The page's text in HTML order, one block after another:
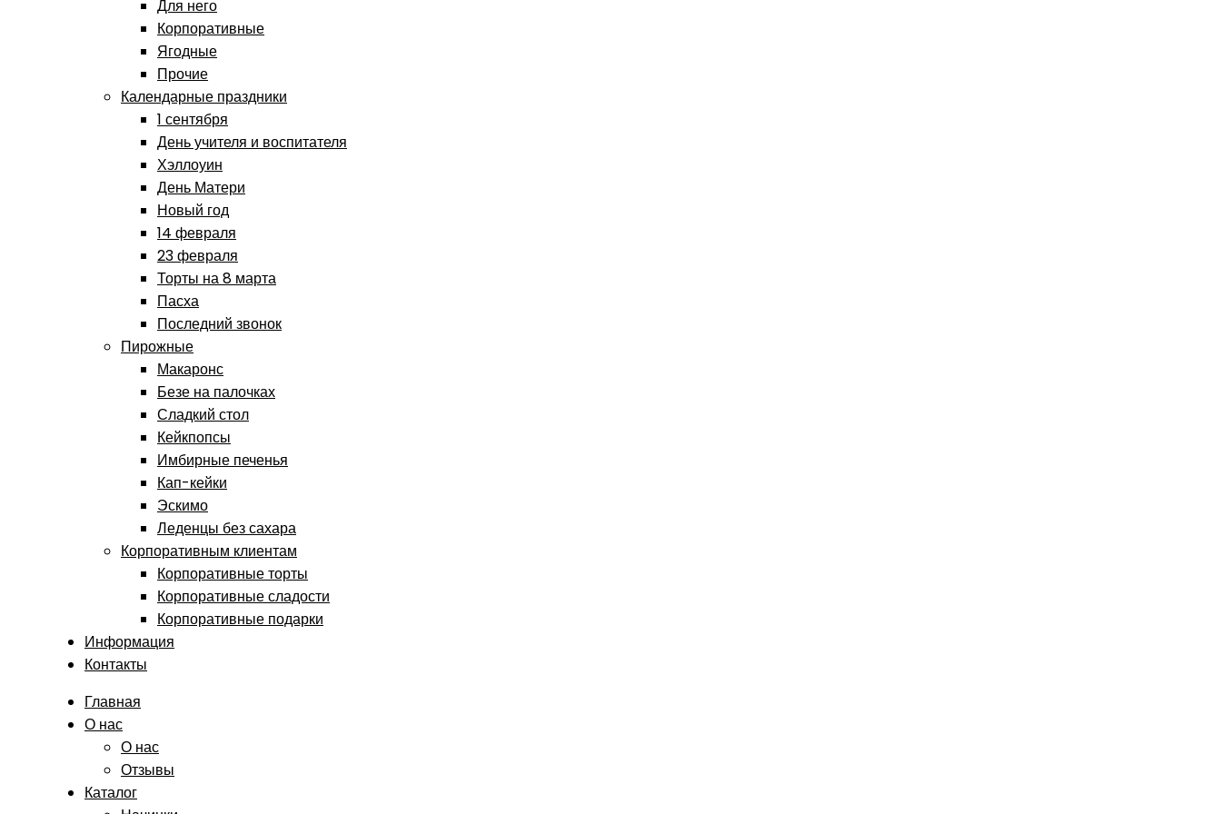
Для него
Корпоративные
Ягодные
Прочие
Календарные праздники
1 сентября
День учителя и воспитателя
Хэллоуин
День Матери
Новый год
14 февраля
23 февраля
Торты на 8 марта
Пасха
Последний звонок
Пирожные
Макаронс
Безе на палочках
Сладкий стол
Кейкпопсы
Имбирные печенья
Кап-кейки
Эскимо
Леденцы без сахара
Корпоративным клиентам
Корпоративные торты
Корпоративные сладости
Корпоративные подарки
Информация
Контакты
Главная
О нас
О нас
Отзывы
Каталог